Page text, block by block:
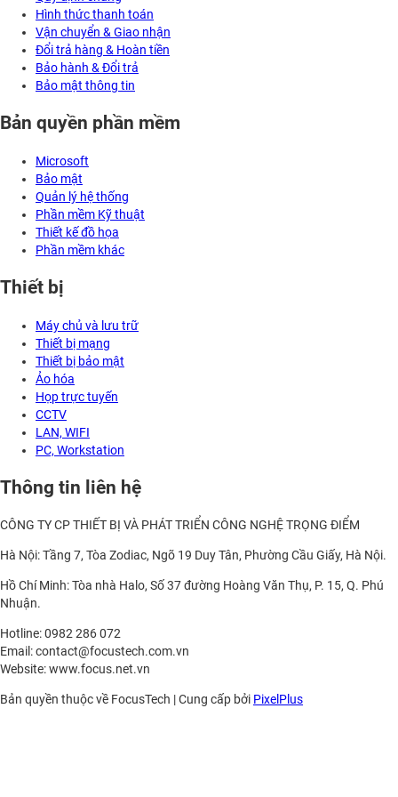
Hình thức thanh toán
Vận chuyển & Giao nhận
Đổi trả hàng & Hoàn tiền
Bảo hành & Đổi trả
Bảo mật thông tin
Bản quyền phần mềm
Microsoft
Bảo mật
Quản lý hệ thống
Phần mềm Kỹ thuật
Thiết kế đồ họa
Phần mềm khác
Thiết bị
Máy chủ và lưu trữ
Thiết bị mạng
Thiết bị bảo mật
Ảo hóa
Họp trực tuyến
CCTV
LAN, WIFI
PC, Workstation
Thông tin liên hệ
CÔNG TY CP THIẾT BỊ VÀ PHÁT TRIỂN CÔNG NGHỆ TRỌNG ĐIỂM
Hà Nội: Tầng 7, Tòa Zodiac, Ngõ 19 Duy Tân, Phường Cầu Giấy, Hà Nội.
Hồ Chí Minh: Tòa nhà Halo, Số 37 đường Hoàng Văn Thụ, P. 15, Q. Phú
Nhuận.
Hotline: 0982 286 072
Email: contact@focustech.com.vn
Website: www.focus.net.vn
Bản quyền thuộc về FocusTech |Cung cấp bởi PixelPlus